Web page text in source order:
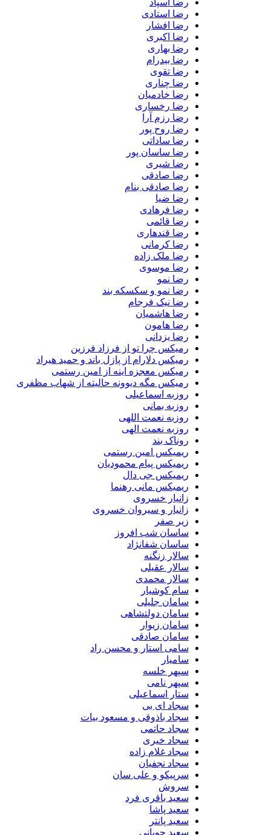
رضا استادی
رضا افشار
رضا اکبری
رضا بهاری
رضا بیدرام
رضا تقوی
رضا چناری
رضا خادمیان
رضا رخساری
رضا رزم آرا
رضا روح پور
رضا ساداتی
رضا ساسان پور
رضا شیری
رضا صادقی
رضا صادقی بنام
رضا ضیا
رضا فرهادی
رضا قائمی
رضا قندهاری
رضا کرمانی
رضا ملک زاده
رضا موسوی
رضا نمو
رضا نمو و سکسکه بند
رضا نیک فرجام
رضا هاشمیان
رضا هامون
رضا یزدانی
رمیکس چرا تو از فرزاد فرزین
رمیکس دلارام از پازل باند و حمید هیراد
رمیکس معجزه اینه از امین رستمی
رمیکس مگه دیوونه حالیته از شهاب مظفری
روزبه اسماعیلی
روزبه بمانی
روزبه نعمت اللهی
روزبه نعمت الهی
روناک بند
ریمیکس امین رستمی
ریمیکس پیام محمودیان
ریمیکس جی دال
ریمیکس مانی رهنما
زانیار خسروی
زانیار و سیروان خسروی
زیر صفر
ساسان شب افروز
ساسان شفانژاد
سالار زنگنه
سالار عقیلی
سالار محمدی
سام کوشیار
سامان جلیلی
سامان دولتشاهی
سامان زیوار
سامان صادقی
سامی استار و محسن راد
سامیار
سپهر خلسه
سپهر نامی
ستار اسماعیلی
سجاد ای بی
سجاد باذوقی و مسعود بیات
سجاد حاتمی
سجاد خیری
سجاد غلام زاده
سجاد نجفیان
سرپیکو و علی سان
سروش
سعید باقری فرد
سعید پاشا
سعید پانتر
سعید چوپانی